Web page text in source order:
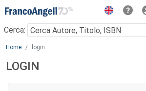
Menu
Cerca:
Main content
Home login
LOGIN